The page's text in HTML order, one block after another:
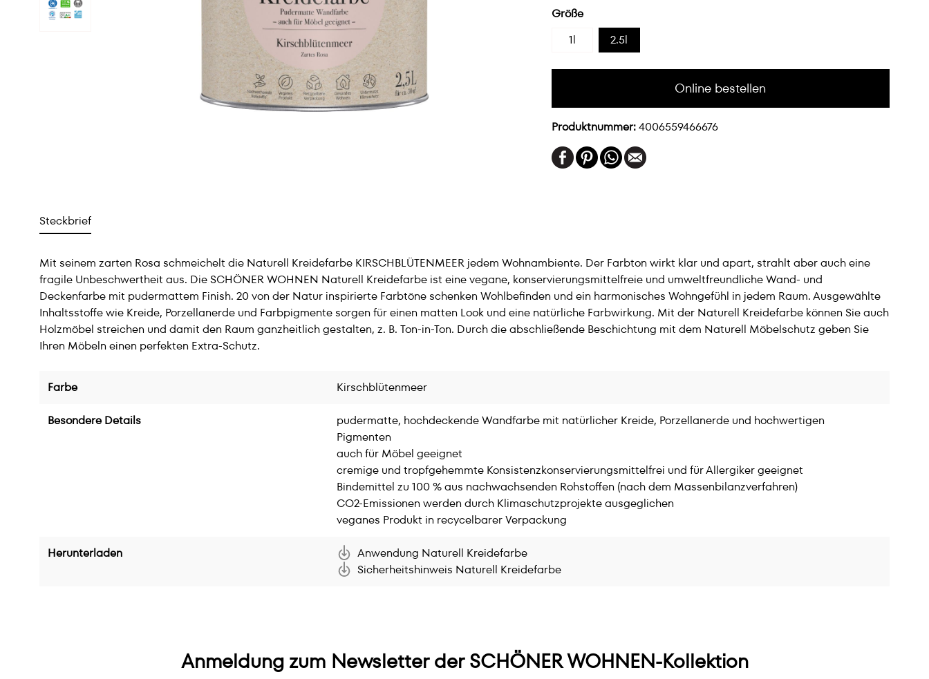
Größe
1l
2.5l
Online bestellen
Produktnummer:4006559466676
Steckbrief
Mit seinem zarten Rosa schmeichelt die Naturell Kreidefarbe KIRSCHBLÜTENMEER jedem Wohnambiente. Der Farbton wirkt klar und apart, strahlt aber auch eine
fragile Unbeschwertheit aus. Die SCHÖNER WOHNEN Naturell Kreidefarbe ist eine vegane, konservierungsmittelfreie und umweltfreundliche Wand- und
Deckenfarbe mit pudermattem Finish. 20 von der Natur inspirierte Farbtöne schenken Wohlbefinden und ein harmonisches Wohngefühl in jedem Raum. Ausgewählte
Inhaltsstoffe wie Kreide, Porzellanerde und Farbpigmente sorgen für einen matten Look und eine natürliche Farbwirkung. Mit der Naturell Kreidefarbe können Sie auch
Holzmöbel streichen und damit den Raum ganzheitlich gestalten, z. B. Ton-in-Ton. Durch die abschließende Beschichtung mit dem Naturell Möbelschutz geben Sie
Ihren Möbeln einen perfekten Extra-Schutz.
Farbe Kirschblütenmeer
Besondere Details
pudermatte, hochdeckende Wandfarbe mit natürlicher Kreide, Porzellanerde und hochwertigen
Pigmenten
auch für Möbel geeignet
cremige und tropfgehemmte Konsistenzkonservierungsmittelfrei und für Allergiker geeignet
Bindemittel zu 100 % aus nachwachsenden Rohstoffen (nach dem Massenbilanzverfahren)
CO2-Emissionen werden durch Klimaschutzprojekte ausgeglichen
veganes Produkt in recycelbarer Verpackung
Herunterladen
Anwendung Naturell Kreidefarbe
Sicherheitshinweis Naturell Kreidefarbe
Anmeldung zum Newsletter der SCHÖNER WOHNEN-Kollektion